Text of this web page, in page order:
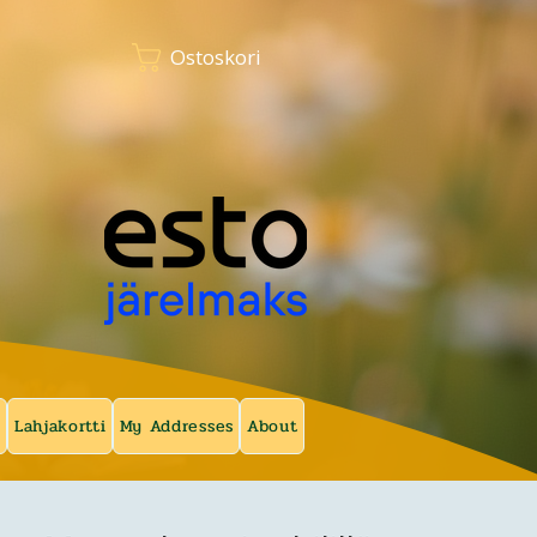
Ostoskori
Lahjakortti My Addresses About